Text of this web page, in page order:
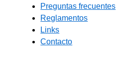
Preguntas frecuentes
Reglamentos
Links
Contacto